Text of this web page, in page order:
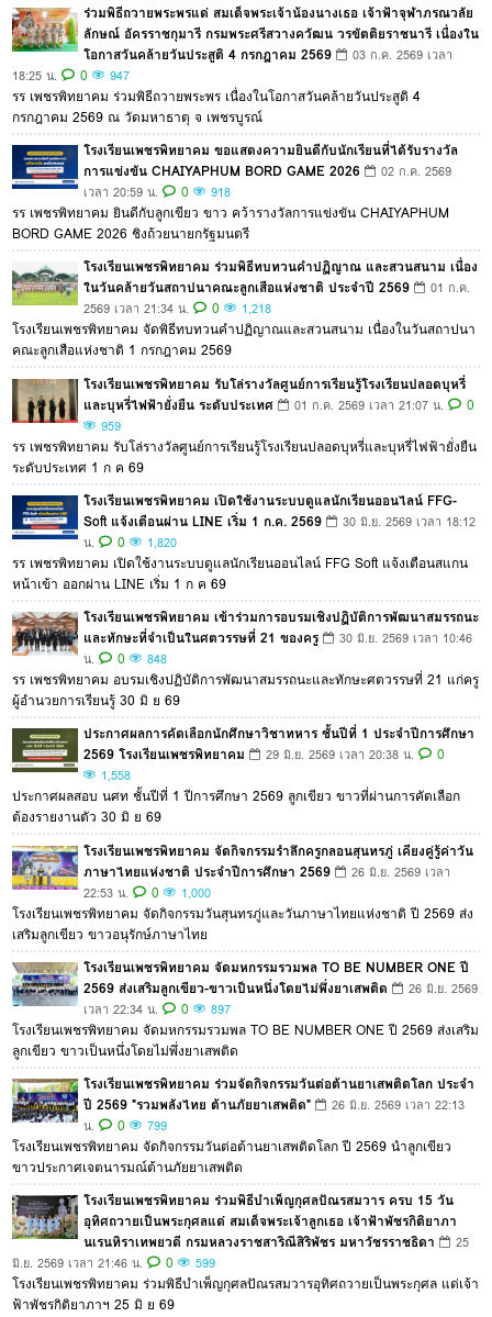
ร่วมพิธีถวายพระพรแด่ สมเด็จพระเจ้าน้องนางเธอ เจ้าฟ้าจุฬาภรณวลัย
ลักษณ์ อัครราชกุมารี กรมพระศรีสวางควัฒน วรขัตติยราชนารี เนื่องใน
โอกาสวันคล้ายวันประสูติ 4 กรกฎาคม 2569
03 ก.ค. 2569 เวลา
18:25 น.
0 947
รร เพชรพิทยาคม ร่วมพิธีถวายพระพร เนื่องในโอกาสวันคล้ายวันประสูติ 4
กรกฎาคม 2569 ณ วัดมหาธาตุ จ เพชรบูรณ์
โรงเรียนเพชรพิทยาคม ขอแสดงความยินดีกับนักเรียนที่ได้รับรางวัล
การแข่งขัน CHAIYAPHUM BORD GAME 2026
02 ก.ค. 2569
เวลา 20:59 น.
0 918
รร เพชรพิทยาคม ยินดีกับลูกเขียว ขาว คว้ารางวัลการแข่งขัน CHAIYAPHUM
BORD GAME 2026 ชิงถ้วยนายกรัฐมนตรี
โรงเรียนเพชรพิทยาคม ร่วมพิธีทบทวนคำปฏิญาณ และสวนสนาม เนื่อง
ในวันคล้ายวันสถาปนาคณะลูกเสือแห่งชาติ ประจำปี 2569
01 ก.ค.
2569 เวลา 21:34 น.
0 1,218
โรงเรียนเพชรพิทยาคม จัดพิธีทบทวนคำปฏิญาณและสวนสนาม เนื่องในวันสถาปนา
คณะลูกเสือแห่งชาติ 1 กรกฎาคม 2569
โรงเรียนเพชรพิทยาคม รับโล่รางวัลศูนย์การเรียนรู้โรงเรียนปลอดบุหรี่
และบุหรี่ไฟฟ้ายั่งยืน ระดับประเทศ
01 ก.ค. 2569 เวลา 21:07 น. 0
959
รร เพชรพิทยาคม รับโล่รางวัลศูนย์การเรียนรู้โรงเรียนปลอดบุหรี่และบุหรี่ไฟฟ้ายั่งยืน
ระดับประเทศ 1 ก ค 69
โรงเรียนเพชรพิทยาคม เปิดใช้งานระบบดูแลนักเรียนออนไลน์ FFG-
Soft แจ้งเตือนผ่าน LINE เริ่ม 1 ก.ค. 2569
30 มิ.ย. 2569 เวลา 18:12
น.
0 1,820
รร เพชรพิทยาคม เปิดใช้งานระบบดูแลนักเรียนออนไลน์ FFG Soft แจ้งเตือนสแกน
หน้าเข้า ออกผ่าน LINE เริ่ม 1 ก ค 69
โรงเรียนเพชรพิทยาคม เข้าร่วมการอบรมเชิงปฏิบัติการพัฒนาสมรรถนะ
และทักษะที่จำเป็นในศตวรรษที่ 21 ของครู
30 มิ.ย. 2569 เวลา 10:46
น.
0 848
รร เพชรพิทยาคม อบรมเชิงปฏิบัติการพัฒนาสมรรถนะและทักษะศตวรรษที่ 21 แก่ครู
ผู้อำนวยการเรียนรู้ 30 มิ ย 69
ประกาศผลการคัดเลือกนักศึกษาวิชาทหาร ชั้นปีที่ 1 ประจำปีการศึกษา
2569 โรงเรียนเพชรพิทยาคม
29 มิ.ย. 2569 เวลา 20:38 น. 0
1,558
ประกาศผลสอบ นศท ชั้นปีที่ 1 ปีการศึกษา 2569 ลูกเขียว ขาวที่ผ่านการคัดเลือก
ต้องรายงานตัว 30 มิ ย 69
โรงเรียนเพชรพิทยาคม จัดกิจกรรมรำลึกครูกลอนสุนทรภู่ เคียงคู่รู้ค่าวัน
ภาษาไทยแห่งชาติ ประจำปีการศึกษา 2569
26 มิ.ย. 2569 เวลา
22:53 น.
0 1,000
โรงเรียนเพชรพิทยาคม จัดกิจกรรมวันสุนทรภู่และวันภาษาไทยแห่งชาติ ปี 2569 ส่ง
เสริมลูกเขียว ขาวอนุรักษ์ภาษาไทย
โรงเรียนเพชรพิทยาคม จัดมหกรรมรวมพล TO BE NUMBER ONE ปี
2569 ส่งเสริมลูกเขียว-ขาวเป็นหนึ่งโดยไม่พึ่งยาเสพติด
26 มิ.ย. 2569
เวลา 22:34 น.
0 897
โรงเรียนเพชรพิทยาคม จัดมหกรรมรวมพล TO BE NUMBER ONE ปี 2569 ส่งเสริม
ลูกเขียว ขาวเป็นหนึ่งโดยไม่พึ่งยาเสพติด
โรงเรียนเพชรพิทยาคม ร่วมจัดกิจกรรมวันต่อต้านยาเสพติดโลก ประจำ
ปี 2569 "รวมพลังไทย ต้านภัยยาเสพติด"
26 มิ.ย. 2569 เวลา 22:13
น.
0 799
โรงเรียนเพชรพิทยาคม จัดกิจกรรมวันต่อต้านยาเสพติดโลก ปี 2569 นำลูกเขียว
ขาวประกาศเจตนารมณ์ต้านภัยยาเสพติด
โรงเรียนเพชรพิทยาคม ร่วมพิธีบำเพ็ญกุศลปัณรสมวาร ครบ 15 วัน
อุทิศถวายเป็นพระกุศลแด่ สมเด็จพระเจ้าลูกเธอ เจ้าฟ้าพัชรกิติยาภา
นเรนทิราเทพยวดี กรมหลวงราชสาริณีสิริพัชร มหาวัชรราชธิดา
25
มิ.ย. 2569 เวลา 21:46 น.
0 599
โรงเรียนเพชรพิทยาคม ร่วมพิธีบำเพ็ญกุศลปัณรสมวารอุทิศถวายเป็นพระกุศล แด่เจ้า
ฟ้าพัชรกิติยาภาฯ 25 มิ ย 69